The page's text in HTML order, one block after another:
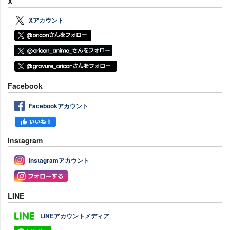
Xアカウント
Facebook
Facebookアカウント
Instagram
Instagramアカウント
LINE
LINEアカウントメディア